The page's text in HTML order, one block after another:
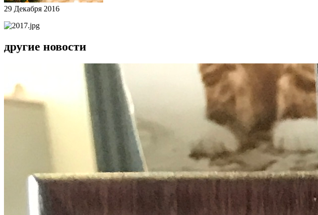
29 Декабря 2016
другие новости